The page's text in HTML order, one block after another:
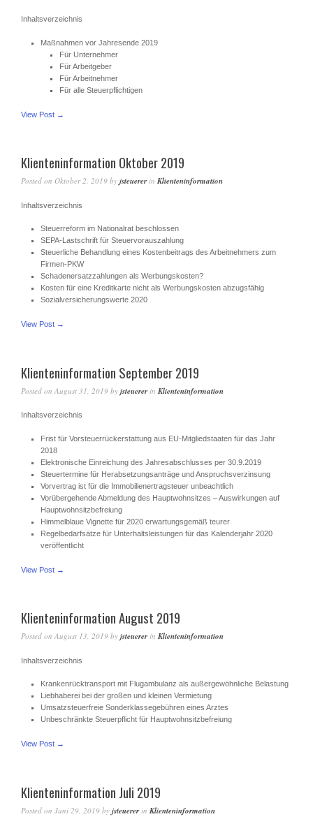
Inhaltsverzeichnis
Maßnahmen vor Jahresende 2019
Für Unternehmer
Für Arbeitgeber
Für Arbeitnehmer
Für alle Steuerpflichtigen
View Post →
Klienteninformation Oktober 2019
Posted on Oktober 2, 2019 by jsteuerer in Klienteninformation
Inhaltsverzeichnis
Steuerreform im Nationalrat beschlossen
SEPA-Lastschrift für Steuervorauszahlung
Steuerliche Behandlung eines Kostenbeitrags des Arbeitnehmers zum
Firmen-PKW
Schadenersatzzahlungen als Werbungskosten?
Kosten für eine Kreditkarte nicht als Werbungskosten abzugsfähig
Sozialversicherungswerte 2020
View Post →
Klienteninformation September 2019
Posted on August 31, 2019 by jsteuerer in Klienteninformation
Inhaltsverzeichnis
Frist für Vorsteuerrückerstattung aus EU-Mitgliedstaaten für das Jahr
2018
Elektronische Einreichung des Jahresabschlusses per 30.9.2019
Steuertermine für Herabsetzungsanträge und Anspruchsverzinsung
Vorvertrag ist für die Immobilienertragsteuer unbeachtlich
Vorübergehende Abmeldung des Hauptwohnsitzes – Auswirkungen auf
Hauptwohnsitzbefreiung
Himmelblaue Vignette für 2020 erwartungsgemäß teurer
Regelbedarfsätze für Unterhaltsleistungen für das Kalenderjahr 2020
veröffentlicht
View Post →
Klienteninformation August 2019
Posted on August 13, 2019 by jsteuerer in Klienteninformation
Inhaltsverzeichnis
Krankenrücktransport mit Flugambulanz als außergewöhnliche Belastung
Liebhaberei bei der großen und kleinen Vermietung
Umsatzsteuerfreie Sonderklassegebühren eines Arztes
Unbeschränkte Steuerpflicht für Hauptwohnsitzbefreiung
View Post →
Klienteninformation Juli 2019
Posted on Juni 29, 2019 by jsteuerer in Klienteninformation